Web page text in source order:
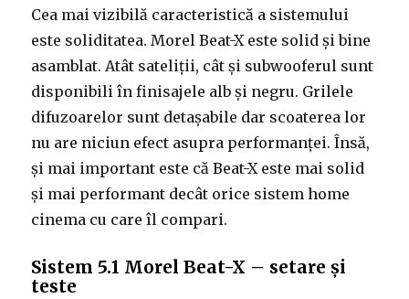
Cea mai vizibilă caracteristică a sistemului
este soliditatea. Morel Beat-X este solid și bine
asamblat. Atât sateliții, cât și subwooferul sunt
disponibili în finisajele alb și negru. Grilele
difuzoarelor sunt detașabile dar scoaterea lor
nu are niciun efect asupra performanței. Însă,
și mai important este că Beat-X este mai solid
și mai performant decât orice sistem home
cinema cu care îl compari.
Sistem 5.1 Morel Beat-X – setare și
teste